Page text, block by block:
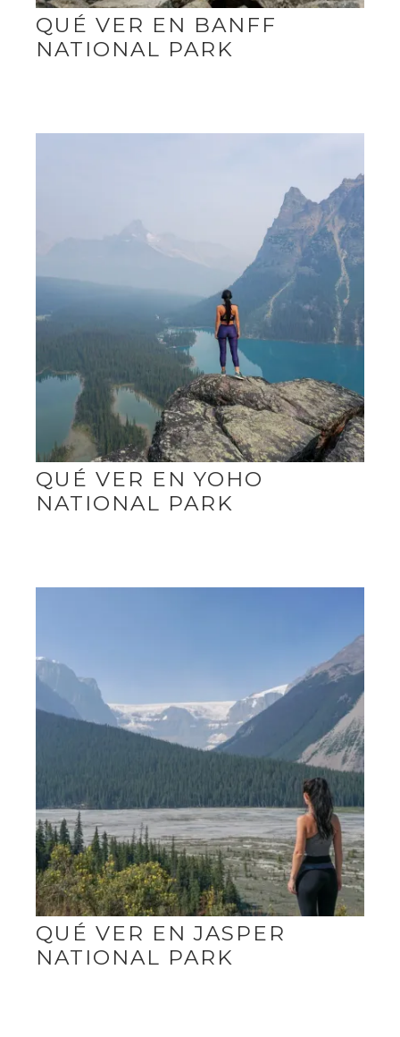
QUÉ VER EN BANFF
NATIONAL PARK
QUÉ VER EN YOHO
NATIONAL PARK
QUÉ VER EN JASPER
NATIONAL PARK